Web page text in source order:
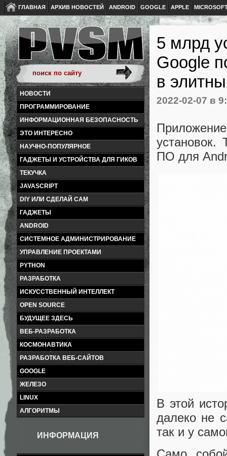
ГЛАВНАЯ АРХИВ НОВОСТЕЙ ANDROID GOOGLE APPLE
НОВОСТИ
ПРОГРАММИРОВАНИЕ
ИНФОРМАЦИОННАЯ БЕЗОПАСНОСТЬ
ЭТО ИНТЕРЕСНО
НАУЧНО-ПОПУЛЯРНОЕ
ГАДЖЕТЫ И УСТРОЙСТВА ДЛЯ ГИКОВ
ТЕКУЧКА
JAVASCRIPT
DIY ИЛИ СДЕЛАЙ САМ
ГАДЖЕТЫ
ANDROID
СИСТЕМНОЕ АДМИНИСТРИРОВАНИЕ
УПРАВЛЕНИЕ ПРОЕКТАМИ
PYTHON
РАЗРАБОТКА
ИСКУССТВЕННЫЙ ИНТЕЛЛЕКТ
OPEN SOURCE
БУДУЩЕЕ ЗДЕСЬ
ВЕБ-РАЗРАБОТКА
КОСМОНАВТИКА
РАЗРАБОТКА ВЕБ-САЙТОВ
GOOGLE
ЖЕЛЕЗО
LINUX
АЛГОРИТМЫ
ИНФОРМАЦИЯ
5 млрд
Google
в
2022-02-07 в
ПО для
В этой
далеко не
так и у